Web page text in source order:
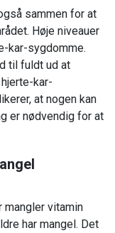
sammen for at
Høje niveauer
kar-sygdomme.
til fuldt ud at
kar-
at nogen kan
er nødvendig for at
mangler vitamin
har mangel. Det